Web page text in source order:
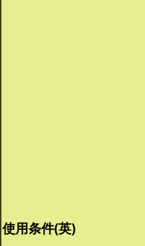
使用条件(英)